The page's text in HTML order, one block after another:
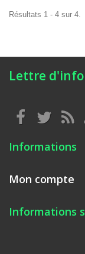
Résultats 1 - 4 sur 4.
Lettre
Informations
Mon compte
Informations